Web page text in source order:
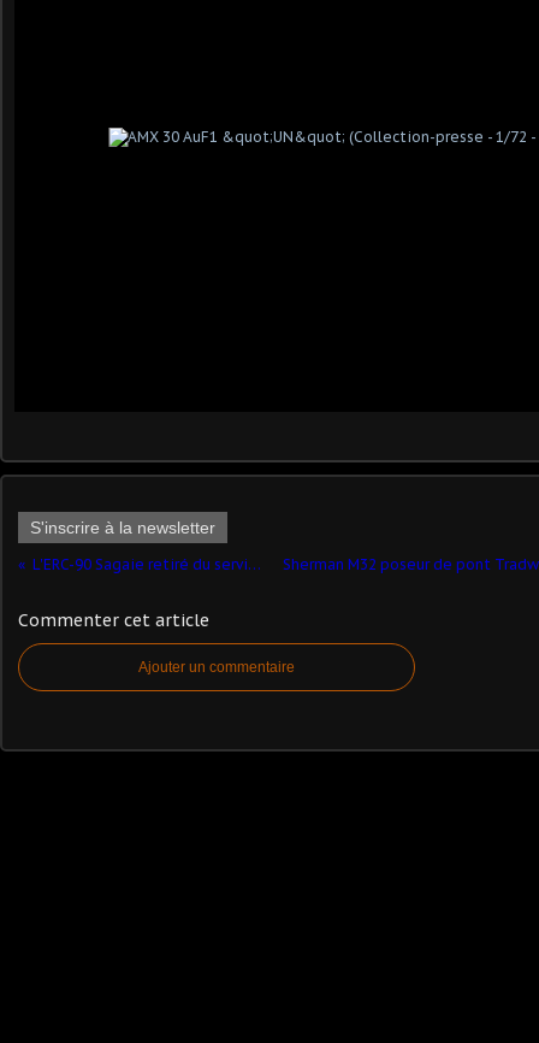
S'inscrire à la newsletter
L'ERC-90 Sagaie retiré du service (article complété)
Commenter cet article
Ajouter un commentaire